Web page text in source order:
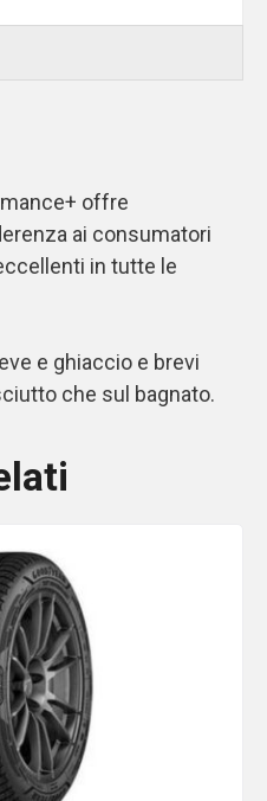
offre
ai consumatori
in tutte le
e ghiaccio e brevi
che sul bagnato.